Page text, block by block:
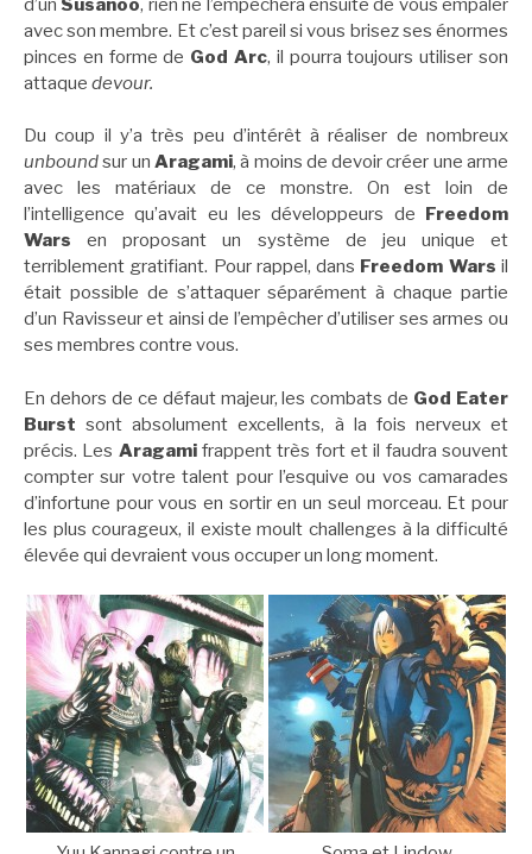
d’un Susanoo, rien ne l’empêchera ensuite de vous empaler
avec son membre. Et c’est pareil si vous brisez ses énormes
pinces en forme de God Arc, il pourra toujours utiliser son
attaque devour.
Du coup il y’a très peu d’intérêt à réaliser de nombreux
unboundsur un Aragami, à moins de devoir créer une arme
avec les matériaux de ce monstre. On est loin de
l’intelligence qu’avait eu les développeurs de
Freedom
Wars en proposant un système de jeu unique et
terriblement gratifiant. Pour rappel, dans Freedom Wars il
était possible de s’attaquer séparément à chaque partie
d’un Ravisseur et ainsi de l’empêcher d’utiliser ses armes ou
ses membres contre vous.
En dehors de ce défaut majeur, les combats de God Eater
Burst sont absolument excellents, à la fois nerveux et
précis. Les Aragamifrappent très fort et il faudra souvent
compter sur votre talent pour l’esquive ou vos camarades
d’infortune pour vous en sortir en un seul morceau. Et pour
les plus courageux, il existe moult challenges à la difficulté
élevée qui devraient vous occuper un long moment.